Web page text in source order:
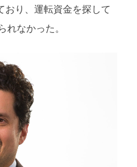
おり、運転資金を探して
れなかった。